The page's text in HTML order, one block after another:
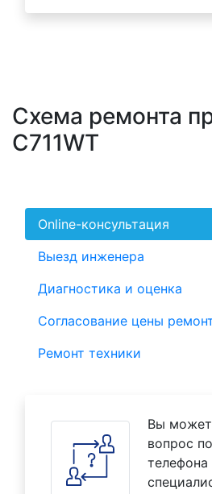
Схема ремонта
C711WT
Online-консультация
Выезд инженера
Диагностика и оценка
Согласование цены
Ремонт техники
Вы
вопрос